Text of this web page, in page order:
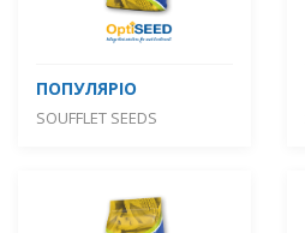
ПОПУЛЯРІО
SOUFFLET SEEDS